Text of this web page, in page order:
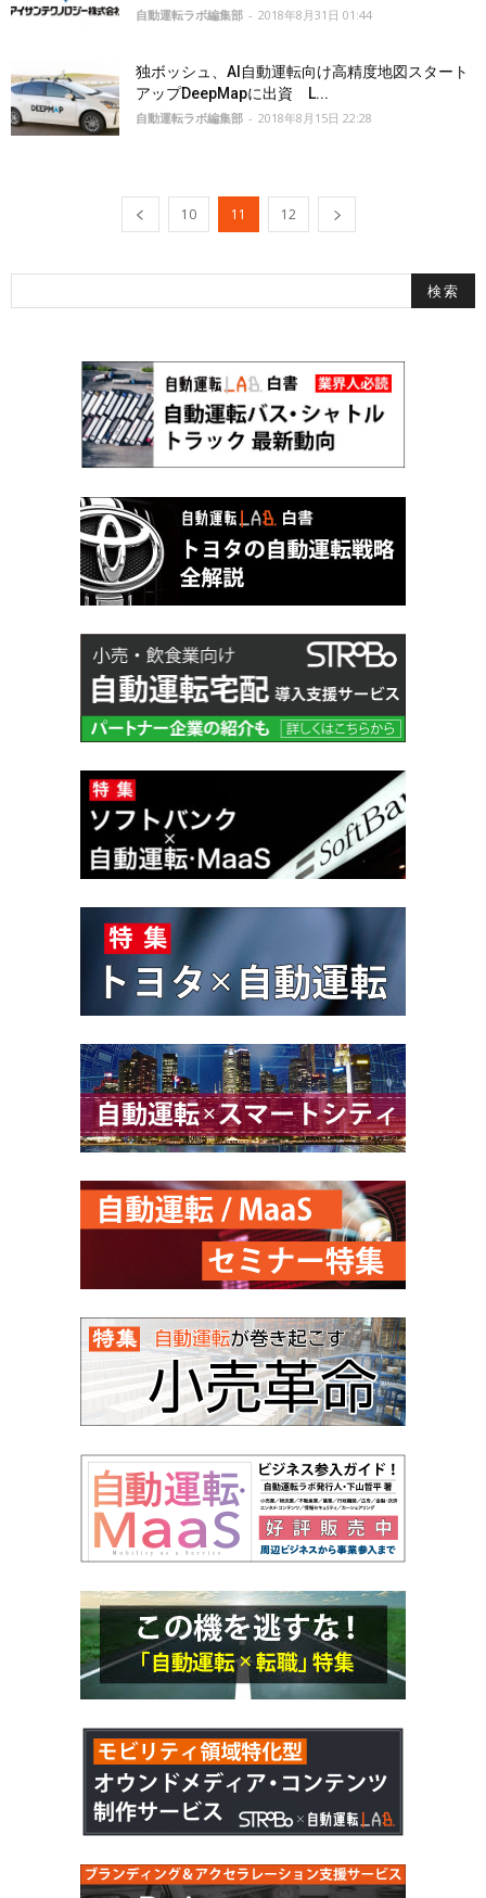
自動運転ラボ編集部 - 2018年8月31日 01:44
独ボッシュ、AI自動運転向け高精度地図スタート
アップDeepMapに出資 L...
自動運転ラボ編集部 - 2018年8月15日 22:28
10 11 12